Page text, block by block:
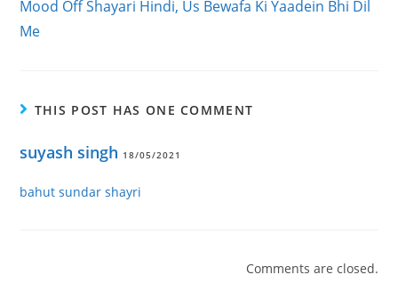
articles
Mood Off Shayari Hindi, Us Bewafa Ki Yaadein Bhi Dil
Me
THIS POST HAS ONE COMMENT
suyash singh 18/05/2021
bahut sundar shayri
Comments are closed.